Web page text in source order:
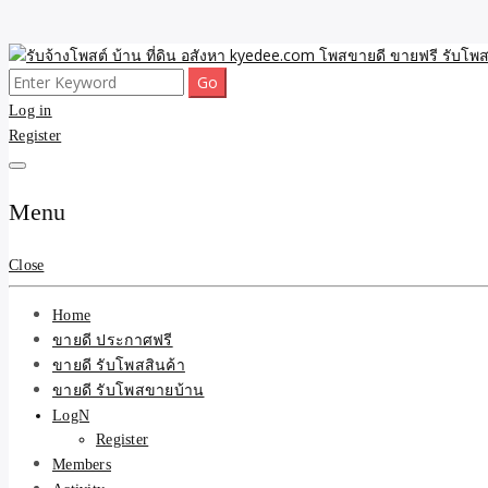
Skip
to
content
รับจ้างโพสต์ บ้าน ที่ดิน อสั
และบริการ
ขายดี โพสประกาศขายสินค้าฟรี บ้าน ที่ดิน อสังหา รับโพสต์ประกาศขาย
Search
for:
Log in
Register
Menu
Close
Home
ขายดี ประกาศฟรี
ขายดี รับโพสสินค้า
ขายดี รับโพสขายบ้าน
LogN
Register
Members